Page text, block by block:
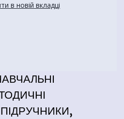
в новій вкладці